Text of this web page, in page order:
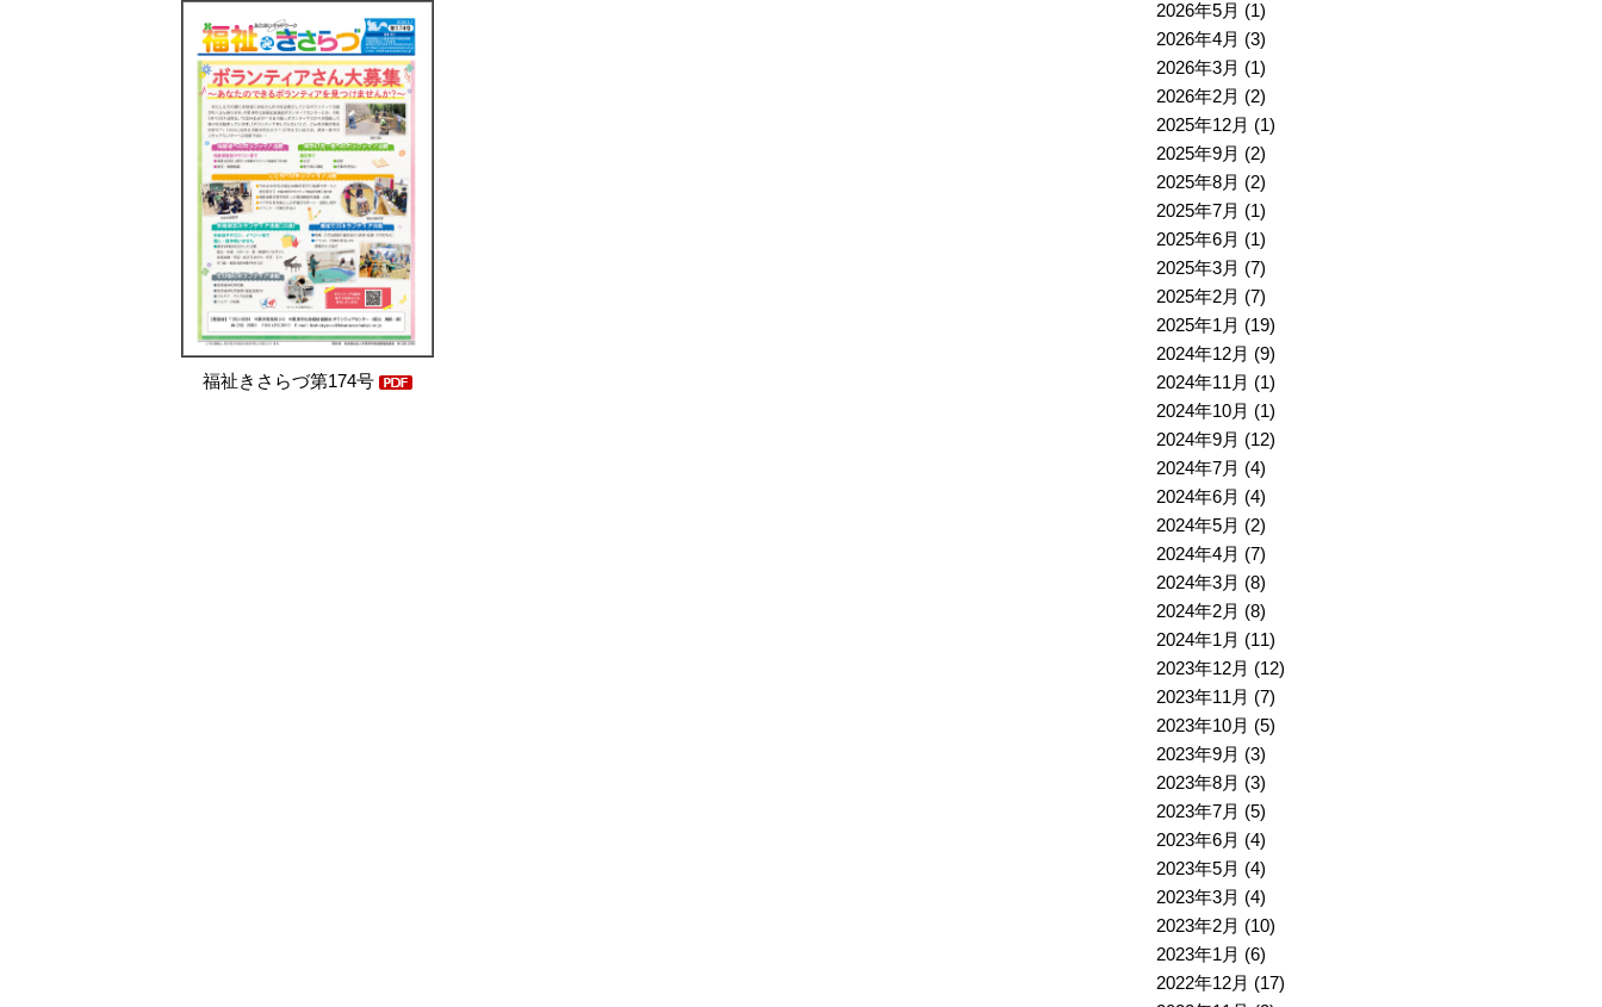
福祉きさらづ第174号
2026年5月 (1)
2026年4月 (3)
2026年3月 (1)
2026年2月 (2)
2025年12月 (1)
2025年9月 (2)
2025年8月 (2)
2025年7月 (1)
2025年6月 (1)
2025年3月 (7)
2025年2月 (7)
2025年1月 (19)
2024年12月 (9)
2024年11月 (1)
2024年10月 (1)
2024年9月 (12)
2024年7月 (4)
2024年6月 (4)
2024年5月 (2)
2024年4月 (7)
2024年3月 (8)
2024年2月 (8)
2024年1月 (11)
2023年12月 (12)
2023年11月 (7)
2023年10月 (5)
2023年9月 (3)
2023年8月 (3)
2023年7月 (5)
2023年6月 (4)
2023年5月 (4)
2023年3月 (4)
2023年2月 (10)
2023年1月 (6)
2022年12月 (17)